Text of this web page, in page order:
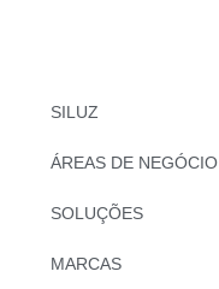
SILUZ
ÁREAS DE NEGÓCIO
SOLUÇÕES
MARCAS